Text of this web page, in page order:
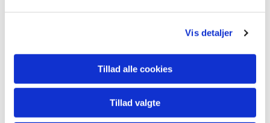
Vis detaljer
Tillad alle cookies
Tillad valgte